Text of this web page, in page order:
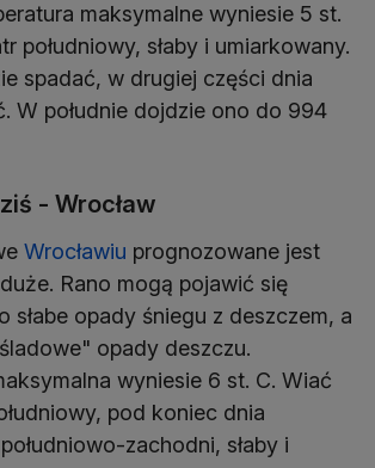
maksymalne wyniesie 5 st.
południowy, słaby i umiarkowany.
spadać, w drugiej części dnia
W południe dojdzie ono do 994
- Wrocław
Wrocławiu prognozowane jest
Rano mogą pojawić się
słabe opady śniegu z deszczem, a
opady deszczu.
wyniesie 6 st. C. Wiać
pod koniec dnia
zachodni, słaby i